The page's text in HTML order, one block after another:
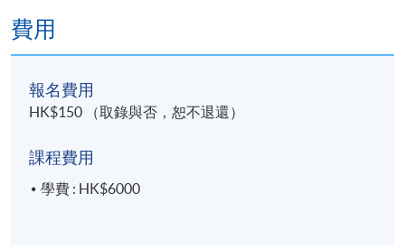
費用
報名費用
HK$150 （取錄與否，恕不退還）
課程費用
學費 : HK$6000